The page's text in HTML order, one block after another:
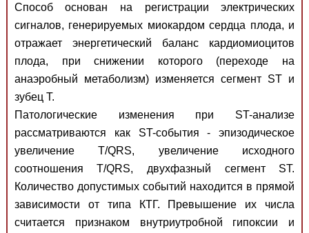
Способ основан на регистрации электрических
сигналов, генерируемых миокардом сердца плода, и
отражает энергетический баланс кардиомиоцитов
плода, при снижении которого (переходе на
анаэробный метаболизм) изменяется сегмент ST и
зубец Т.
Патологические изменения при ST-анализе
рассматриваются как ST-события - эпизодическое
увеличение Т/QRS, увеличение исходного
соотношения Т/QRS, двухфазный сегмент ST.
Количество допустимых событий находится в прямой
зависимости от типа КТГ. Превышение их числа
считается признаком внутриутробной гипоксии и